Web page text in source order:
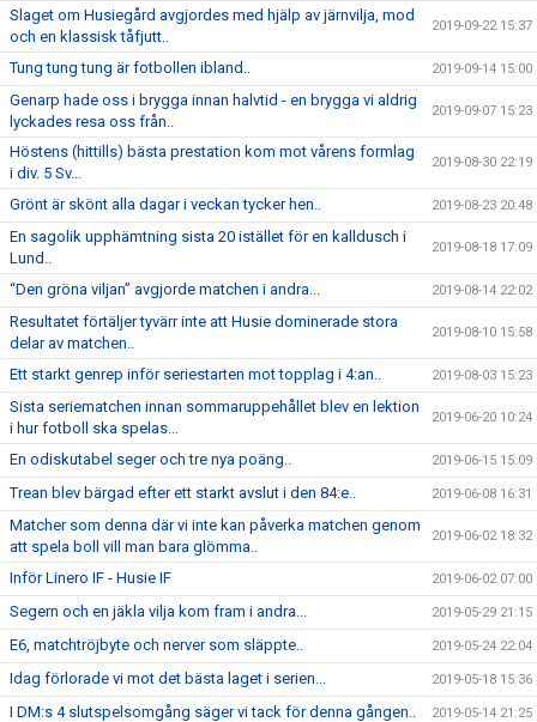
Slaget om Husiegård avgjordes med hjälp av järnvilja, mod
och en klassisk tåfjutt..
2019-09-22 15:37
Tung tung tung är fotbollen ibland.. 2019-09-14 15:00
Genarp hade oss i brygga innan halvtid - en brygga vi aldrig
lyckades resa oss från..
2019-09-07 15:23
Höstens (hittills) bästa prestation kom mot vårens formlag
i div. 5 Sv...
2019-08-30 22:19
Grönt är skönt alla dagar i veckan tycker hen.. 2019-08-23 20:48
En sagolik upphämtning sista 20 istället för en kalldusch i
Lund..
2019-08-18 17:09
“Den gröna viljan” avgjorde matchen i andra... 2019-08-14 22:02
Resultatet förtäljer tyvärr inte att Husie dominerade stora
delar av matchen..
2019-08-10 15:58
Ett starkt genrep inför seriestarten mot topplag i 4:an.. 2019-08-03 15:23
Sista seriematchen innan sommaruppehållet blev en lektion
i hur fotboll ska spelas...
2019-06-20 10:24
En odiskutabel seger och tre nya poäng.. 2019-06-15 15:09
Trean blev bärgad efter ett starkt avslut i den 84:e.. 2019-06-08 16:31
Matcher som denna där vi inte kan påverka matchen genom
att spela boll vill man bara glömma..
2019-06-02 18:32
Inför Linero IF - Husie IF 2019-06-02 07:00
Segern och en jäkla vilja kom fram i andra... 2019-05-29 21:15
E6, matchtröjbyte och nerver som släppte.. 2019-05-24 22:04
Idag förlorade vi mot det bästa laget i serien... 2019-05-18 15:36
I DM:s 4 slutspelsomgång säger vi tack för denna gången.. 2019-05-14 21:25